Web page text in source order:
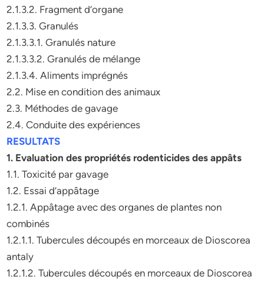
2.1.3.2. Fragment d’organe
2.1.3.3. Granulés
2.1.3.3.1. Granulés nature
2.1.3.3.2. Granulés de mélange
2.1.3.4. Aliments imprégnés
2.2. Mise en condition des animaux
2.3. Méthodes de gavage
2.4. Conduite des expériences
RESULTATS
1. Evaluation des propriétés rodenticides des appâts
1.1. Toxicité par gavage
1.2. Essai d’appâtage
1.2.1. Appâtage avec des organes de plantes non
combinés
1.2.1.1. Tubercules découpés en morceaux de Dioscorea
antaly
1.2.1.2. Tubercules découpés en morceaux de Dioscorea